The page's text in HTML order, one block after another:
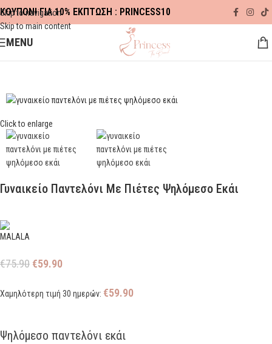
Skip to navigation
Skip to main content
ΚΟΥΠΟΝΙ ΓΙΑ 10% ΕΚΠΤΩΣΗ : PRINCESS10
MENU
Click to enlarge
Γυναικείο Παντελόνι Με Πιέτες Ψηλόμεσο Εκάι
€75.90€59.90
Χαμηλότερη τιμή 30 ημερών: €59.90
Ψηλόμεσο παντελόνι εκάι